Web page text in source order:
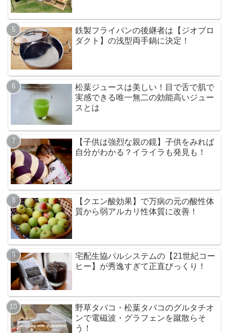
鉄製フライパンの後継者は【ジオプロ
ダクト】の浅型両手鍋に決定！
松葉ジュースは美しい！目で舌で肌で
実感できる唯一無二の効能高いジュー
スとは
【子供は強烈な親の鏡】子供をみれば
自分がわかる？イライラも発見も！
【クエン酸効果】で万病の元の酸性体
質から弱アルカリ性体質に改善！
宅配生協パルシステムの【21世紀コー
ヒー】が秀逸すぎて正直びっくり！
野草タバコ・松葉タバコのグルタチオ
ンで電磁波・グラフェンを蹴散らそ
う！